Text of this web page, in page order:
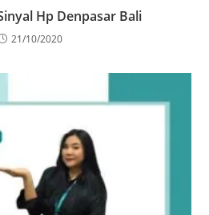
Hp Denpasar Bali
21/10/2020